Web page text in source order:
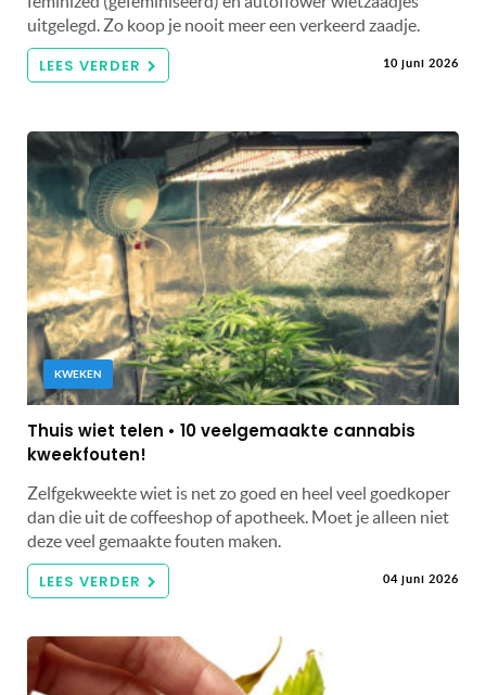
uitgelegd. Zo koop je nooit meer een verkeerd zaadje.
LEES VERDER 10 juni 2026
KWEKEN
Thuis wiet telen • 10 veelgemaakte cannabis
kweekfouten!
Zelfgekweekte wiet is net zo goed en heel veel goedkoper
dan die uit de coffeeshop of apotheek. Moet je alleen niet
deze veel gemaakte fouten maken.
LEES VERDER 04 juni 2026